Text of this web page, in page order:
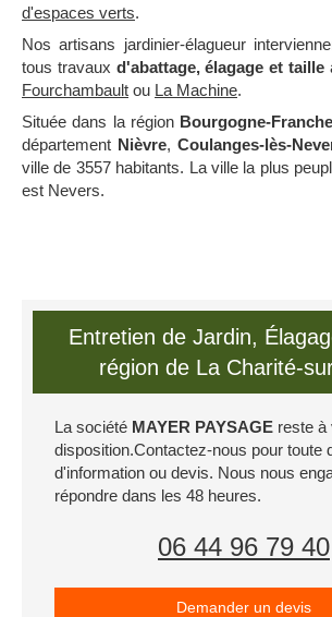
d'espaces verts.
Nos artisans jardinier-élagueur
tous travaux d'abattage, élagage et taille
Fourchambault ou La Machine.
Située dans la région Bourgogne-
département Nièvre, Coulanges-lès-
ville de 3557 habitants. La ville la plus
est Nevers.
Entretien de Jardin,
région de La Charité-
La société MAYER PAYSAGE reste à
disposition.Contactez-nous pour toute
d'information ou devis. Nous nous
répondre dans les 48 heures.
06 44 96 79 40
Demander un devis